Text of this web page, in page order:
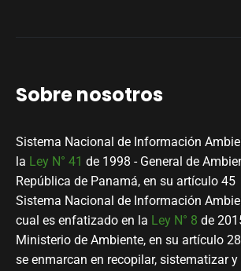
Sobre nosotros
Sistema Nacional de Información
la Ley N° 41 de 1998 - General de
República de Panamá, en su artículo 45
Sistema Nacional de Información
cual es enfatizado en la Ley N° 8 de
Ministerio de Ambiente, en su artículo
se enmarcan en recopilar, sistematizar